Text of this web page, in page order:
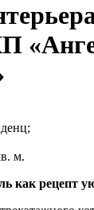
м.
как рецепт